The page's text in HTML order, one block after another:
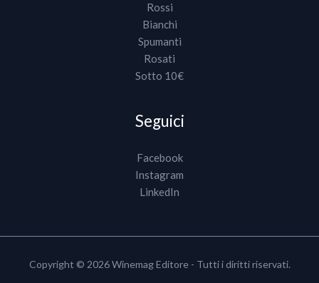
Rossi
Bianchi
Spumanti
Rosati
Sotto 10€
Seguici
Facebook
Instagram
LinkedIn
Copyright © 2026 Winemag Editore - Tutti i diritti riservati.